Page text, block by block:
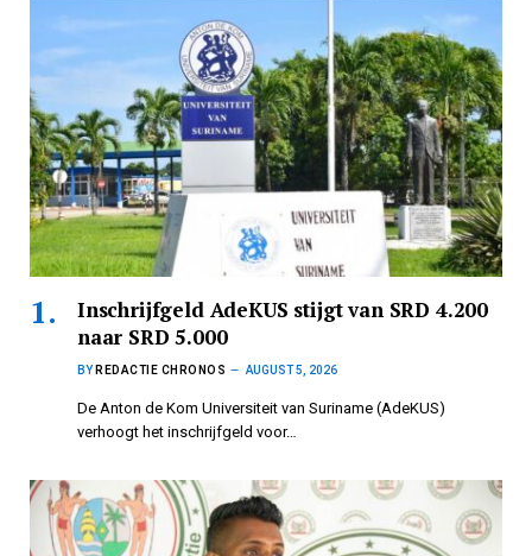
Inschrijfgeld AdeKUS stijgt van SRD 4.200
naar SRD 5.000
BY REDACTIE CHRONOS AUGUST 5, 2026
De Anton de Kom Universiteit van Suriname (AdeKUS)
verhoogt het inschrijfgeld voor…